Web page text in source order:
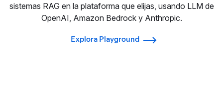
sistemas RAG en la plataforma que elijas, usando LLM de
OpenAI, Amazon Bedrock y Anthropic.
Explora Playground